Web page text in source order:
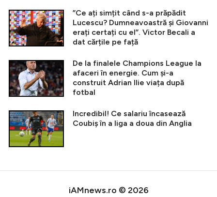
”Ce ați simțit când s-a prăpădit
Lucescu? Dumneavoastră și Giovanni
erați certați cu el”. Victor Becali a
dat cărțile pe față
De la finalele Champions League la
afaceri în energie. Cum și-a
construit Adrian Ilie viața după
fotbal
Incredibil! Ce salariu încasează
Coubiș în a liga a doua din Anglia
iAMnews.ro © 2026